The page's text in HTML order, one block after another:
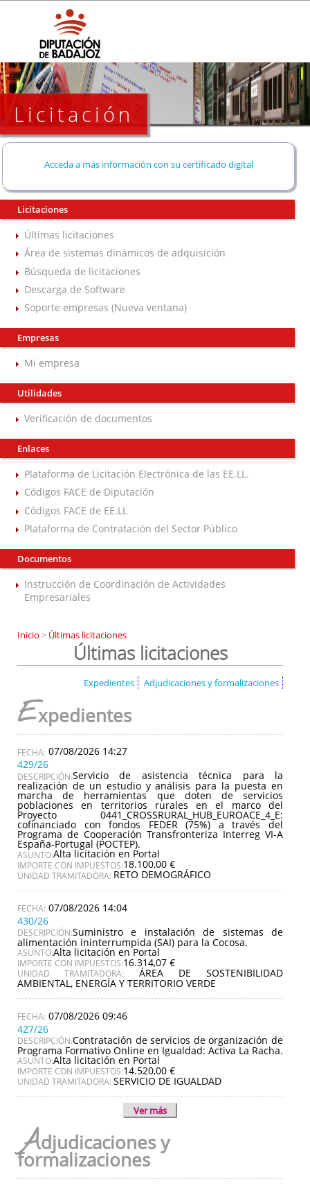
Licitación
Acceda a más información con su certificado digital
Licitaciones
Últimas licitaciones
Área de sistemas dinámicos de adquisición
Búsqueda de licitaciones
Descarga de Software
Soporte empresas (Nueva ventana)
Empresas
Mi empresa
Utilidades
Verificación de documentos
Enlaces
Plataforma de Licitación Electrónica de las EE.LL.
Códigos FACE de Diputación
Códigos FACE de EE.LL
Plataforma de Contratación del Sector Público
Documentos
Instrucción de Coordinación de Actividades
Empresariales
Inicio > Últimas licitaciones
Últimas licitaciones
Expedientes Adjudicaciones y formalizaciones
Expedientes
07/08/2026 14:27
429/26
DESCRIPCIÓN:Servicio de asistencia técnica para la
realización de un estudio y análisis para la puesta en
marcha de herramientas que doten de servicios
poblaciones en territorios rurales en el marco del
Proyecto 0441_CROSSRURAL_HUB_EUROACE_4_E:
cofinanciado con fondos FEDER (75%) a través del
Programa de Cooperación Transfronteriza Interreg VI-A
España-Portugal (POCTEP).
ASUNTO:Alta licitación en Portal
IMPORTE CON IMPUESTOS:18.100,00 €
UNIDAD TRAMITADORA: RETO DEMOGRÁFICO
07/08/2026 14:04
430/26
DESCRIPCIÓN:Suministro e instalación de sistemas de
alimentación ininterrumpida (SAI) para la Cocosa.
ASUNTO:Alta licitación en Portal
IMPORTE CON IMPUESTOS:16.314,07 €
UNIDAD TRAMITADORA: ÁREA DE SOSTENIBILIDAD
AMBIENTAL, ENERGÍA Y TERRITORIO VERDE
07/08/2026 09:46
427/26
DESCRIPCIÓN:Contratación de servicios de organización de
Programa Formativo Online en Igualdad: Activa La Racha.
ASUNTO:Alta licitación en Portal
IMPORTE CON IMPUESTOS:14.520,00 €
UNIDAD TRAMITADORA: SERVICIO DE IGUALDAD
Ver más
Adjudicaciones y
formalizaciones